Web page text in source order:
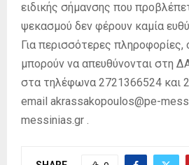
ειδικής σήμανσης που
ψεκασμού δεν φέρουν καμία
Για περισσότερες πληροφορίες,
μπορούν να απευθύνονται στη
στα τηλέφωνα 2721366524 και
email akrassakopoulos@pe-
messinias.gr .